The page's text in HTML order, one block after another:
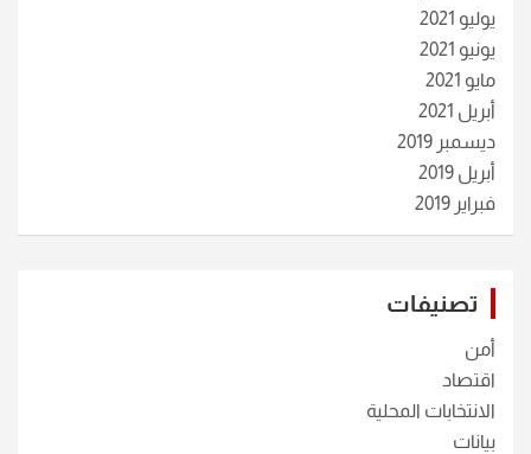
يوليو 2021
يونيو 2021
مايو 2021
أبريل 2021
ديسمبر 2019
أبريل 2019
فبراير 2019
تصنيفات
أمن
اقتصاد
الانتخابات المحلية
بيانات